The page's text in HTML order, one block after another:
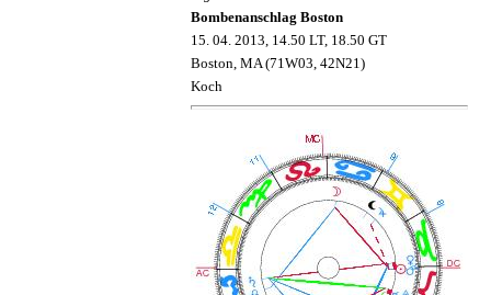
Bombenanschlag Boston
15. 04. 2013, 14.50 LT, 18.50 GT
Boston, MA(71W03, 42N21)
Koch